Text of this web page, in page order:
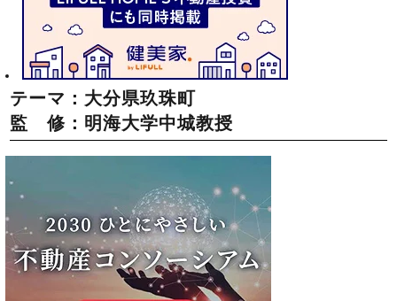
テーマ：大分県玖珠町
監 修：明海大学中城教授